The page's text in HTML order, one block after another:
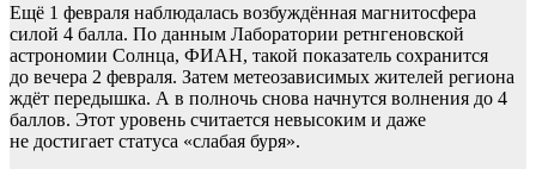
Ещё 1 февраля наблюдалась возбуждённая магнитосфера
силой 4 балла. По данным Лаборатории ретнгеновской
астрономии Солнца, ФИАН, такой показатель сохранится
до вечера 2 февраля. Затем метеозависимых жителей региона
ждёт передышка. А в полночь снова начнутся волнения до 4
баллов. Этот уровень считается невысоким и даже
не достигает статуса «слабая буря».